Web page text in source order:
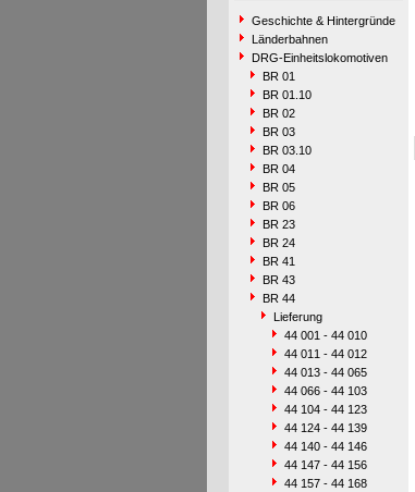
Geschichte & Hintergründe
Länderbahnen
DRG-Einheitslokomotiven
BR 01
BR 01.10
BR 02
BR 03
BR 03.10
BR 04
BR 05
BR 06
BR 23
BR 24
BR 41
BR 43
BR 44
Lieferung
44 001 - 44 010
44 011 - 44 012
44 013 - 44 065
44 066 - 44 103
44 104 - 44 123
44 124 - 44 139
44 140 - 44 146
44 147 - 44 156
44 157 - 44 168